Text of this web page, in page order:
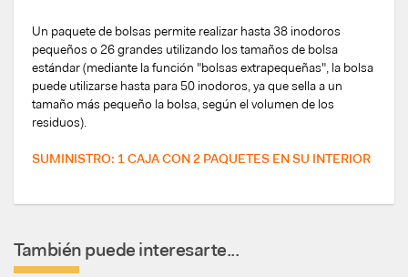
Un paquete de bolsas permite realizar hasta 38 inodoros
pequeños o 26 grandes utilizando los tamaños de bolsa
estándar (mediante la función "bolsas extrapequeñas", la bolsa
puede utilizarse hasta para 50 inodoros, ya que sella a un
tamaño más pequeño la bolsa, según el volumen de los
residuos).
SUMINISTRO: 1 CAJA CON 2 PAQUETES EN SU INTERIOR
También puede interesarte...